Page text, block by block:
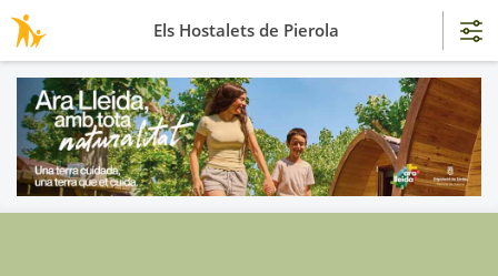
Els Hostalets de Pierola